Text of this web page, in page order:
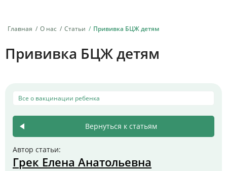
Главная О нас Статьи Прививка БЦЖ детям
Прививка БЦЖ детям
Все о вакцинации ребенка
Вернуться к статьям
Автор статьи:
Грек Елена Анатольевна
Услуги
Отзывы
Контакты